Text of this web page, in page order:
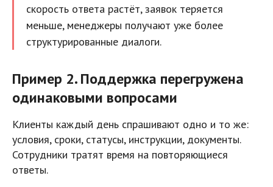
скорость ответа растёт, заявок теряется
меньше, менеджеры получают уже более
структурированные диалоги.
Пример 2. Поддержка перегружена
одинаковыми вопросами
Клиенты каждый день спрашивают одно и то же:
условия, сроки, статусы, инструкции, документы.
Сотрудники тратят время на повторяющиеся
ответы.